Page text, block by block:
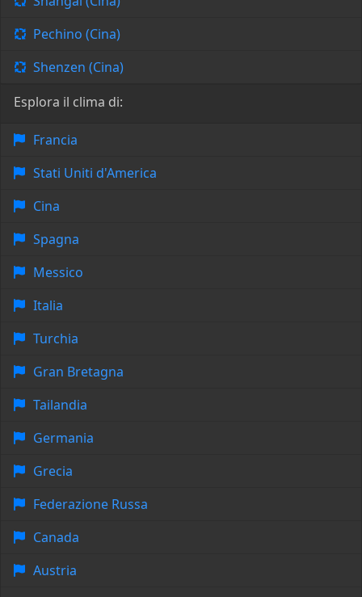
Pechino (Cina)
Shenzen (Cina)
Esplora il clima di:
Francia
Stati Uniti d'America
Cina
Spagna
Messico
Italia
Turchia
Gran Bretagna
Tailandia
Germania
Grecia
Federazione Russa
Canada
Austria